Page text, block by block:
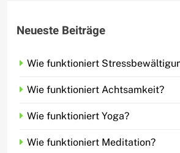
Neueste Beiträge
Wie funktioniert
Wie funktioniert Achtsamkeit?
Wie funktioniert Yoga?
Wie funktioniert Meditation?